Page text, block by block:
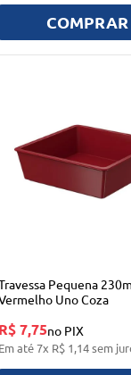
COMPRAR
Pequena
Uno Coza
R$ 7,75no PIX
Em até7x R$ 1,14sem